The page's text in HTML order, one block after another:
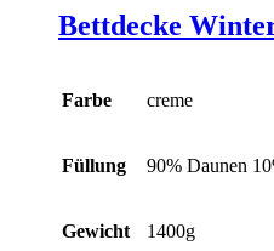
Bettdecke
Farbe creme
Füllung 90% Daunen
Gewicht 1400g